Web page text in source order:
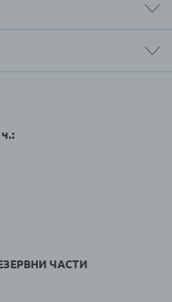
ЧАСТИ